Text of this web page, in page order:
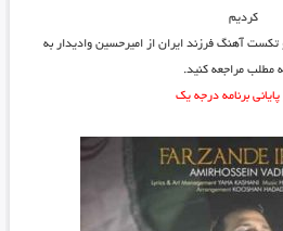
کردیم
تکست آهنگ فرزند ایران از امیرحسین وادیدار به
مطلب مراجعه کنید.
پایانی برنامه درجه یک